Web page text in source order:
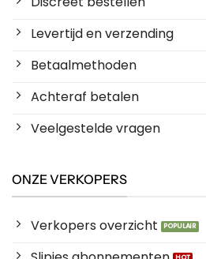
Levertijd en verzending
Betaalmethoden
Achteraf betalen
Veelgestelde vragen
ONZE VERKOPERS
Verkopers overzicht